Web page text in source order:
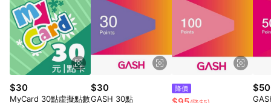
$30
MyCard 30點虛擬點數
$30
GASH 30點
降價 $50